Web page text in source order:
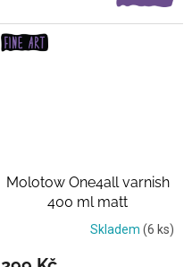
Molotow One4all varnish
400 ml matt
Transparentní lak
Skladem (6 ks)